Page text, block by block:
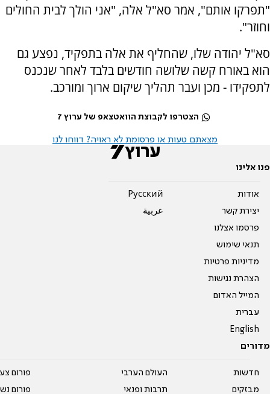
"תפרקו אותם", אמר סא"ל אלה, "אני הולך לבית החולים
וחוזר".
סא"ל יהודה שלו, שהחליף את אלה בתפקיד, נפצע גם
הוא באורח קשה שלושה חודשים בלבד לאחר שנכנס
לתפקידו - מכן ועבר תהליך שיקום ארוך ומורכב.
הצטרפו לקבוצת הוואטצאפ של ערוץ 7
מצאתם טעות או פרסומת לא ראויה? דווחו לנו
פנו אלינו
אודות
יצירת קשר
פרסמו אצלנו
תנאי שימוש
מדיניות פרטיות
הצהרת נגישות
המייל האדום
עברית
English
Pусский
عربية
מדורים
חדשות
מבזקים
העולם הערבי
תרבות ופנאי
פורום
פורום